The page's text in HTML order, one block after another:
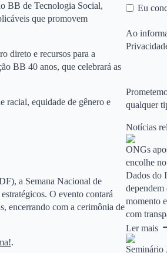
BB de Tecnologia Social,
que promovem
direto e recursos para a
BB 40 anos, que celebrará as
racial, equidade de gênero e
a Semana Nacional de
O evento contará
encerrando com a cerimônia de
.
Eu
Ao
qualquer
Notícias
ONGs
encolhe
Dados do
dependem
momento
com
Ler mais
Seminário